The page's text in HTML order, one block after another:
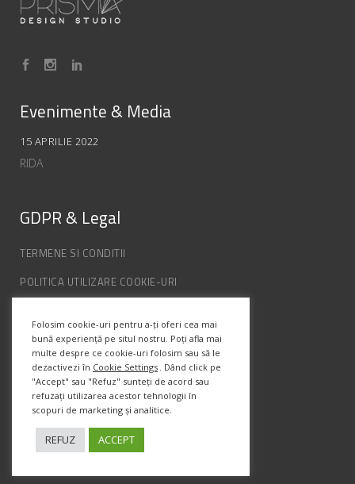
Evenimente & Media
15 APRILIE 2022
RIDA
GDPR & Legal
TERMENE SI CONDITII
POLITICA UTILIZARE COOKIE-URI
ANPC
Info Contact
Str. Semenic, Nr.1, Ap.5, Timisoara.
Telefon:(+4) 0747 066 701
Folosim cookie-uri pentru a-ți oferi cea mai
bună experiență pe situl nostru. Poți afla mai
multe despre ce cookie-uri folosim sau să le
dezactivezi în Cookie Settings . Dând click pe
"Accept" sau "Refuz" sunteți de acord sau
refuzați utilizarea acestor tehnologii în
scopuri de marketing și analitice.
REFUZ ACCEPT